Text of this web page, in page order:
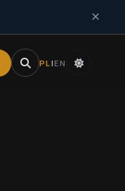
×
PL| EN